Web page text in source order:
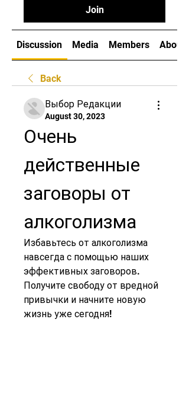
Join
Discussion Media Members About
Back
Выбор Редакции
August 30, 2023
Очень
действенные
заговоры от
алкоголизма
Избавьтесь от алкоголизма
навсегда с помощью наших
эффективных заговоров.
Получите свободу от вредной
привычки и начните новую
жизнь уже сегодня!